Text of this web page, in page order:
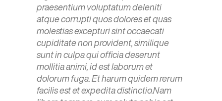
praesentium voluptatum deleniti
atque corrupti quos dolores et quas
molestias excepturi sint occaecati
cupiditate non provident, similique
sunt in culpa qui officia deserunt
mollitia animi, id est laborum et
dolorum fuga. Et harum quidem rerum
facilis est et expedita distinctio.Nam